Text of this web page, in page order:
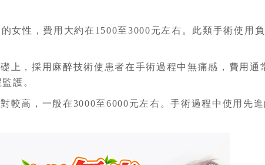
的女性，費用大約在1500至3000元左右。此類手術使用
上，採用麻醉技術使患者在手術過程中無痛感，費用
護。
較高，一般在3000至6000元左右。手術過程中使用先